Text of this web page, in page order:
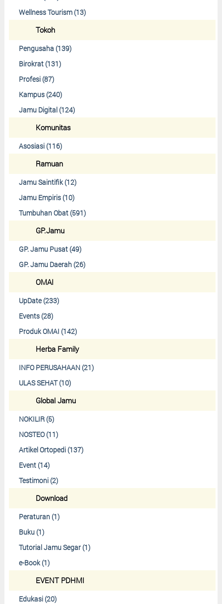
Wellness Tourism (13)
Tokoh
Pengusaha (139)
Birokrat (131)
Profesi (87)
Kampus (240)
Jamu Digital (124)
Komunitas
Asosiasi (116)
Ramuan
Jamu Saintifik (12)
Jamu Empiris (10)
Tumbuhan Obat (591)
GP.Jamu
GP. Jamu Pusat (49)
GP. Jamu Daerah (26)
OMAI
UpDate (233)
Events (28)
Produk OMAI (142)
Herba Family
INFO PERUSAHAAN (21)
ULAS SEHAT (10)
Global Jamu
NOKILIR (5)
NOSTEO (11)
Artikel Ortopedi (137)
Event (14)
Testimoni (2)
Download
Peraturan (1)
Buku (1)
Tutorial Jamu Segar (1)
e-Book (1)
EVENT PDHMI
Edukasi (20)